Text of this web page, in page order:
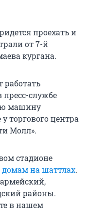
проехать и
от 7-й
кургана.
работать
службе
машину
торгового центра
Молл».
стадионе
домам на шаттлах.
районы.
в нашем